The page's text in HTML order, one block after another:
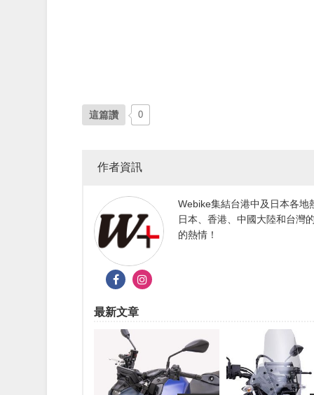
這篇讚 0
作者資訊
Webike集結台港中及日本各地
日本、香港、中國大陸和台灣
的熱情！
最新文章